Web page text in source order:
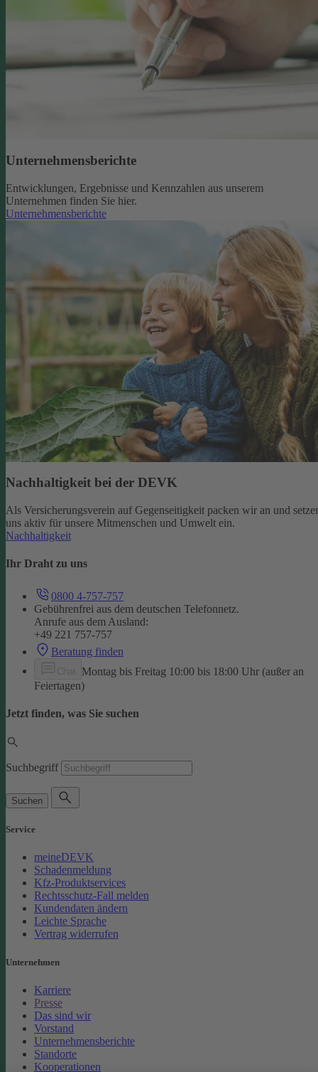
Unternehmensberichte
Entwicklungen, Ergebnisse und Kennzahlen aus unserem
Unternehmen finden Sie hier.
Unternehmensberichte
Nachhaltigkeit bei der DEVK
Als Versicherungsverein auf Gegenseitigkeit packen wir an und
uns aktiv für unsere Mitmenschen und Umwelt ein.
Nachhaltigkeit
Ihr Draht zu uns
0800 4-757-757
Gebührenfrei aus dem deutschen Telefonnetz.
Anrufe aus dem Ausland:
+49 221 757-757
Beratung finden
Montag bis Freitag 10:00 bis 18:00 Uhr (außer an
Feiertagen)
Jetzt finden, was Sie suchen
Suchbegriff
Suchen
Service
meineDEVK
Schadenmeldung
Kfz-Produktservices
Rechtsschutz-Fall melden
Kundendaten ändern
Leichte Sprache
Vertrag widerrufen
Unternehmen
Karriere
Presse
Das sind wir
Vorstand
Unternehmensberichte
Standorte
Kooperationen